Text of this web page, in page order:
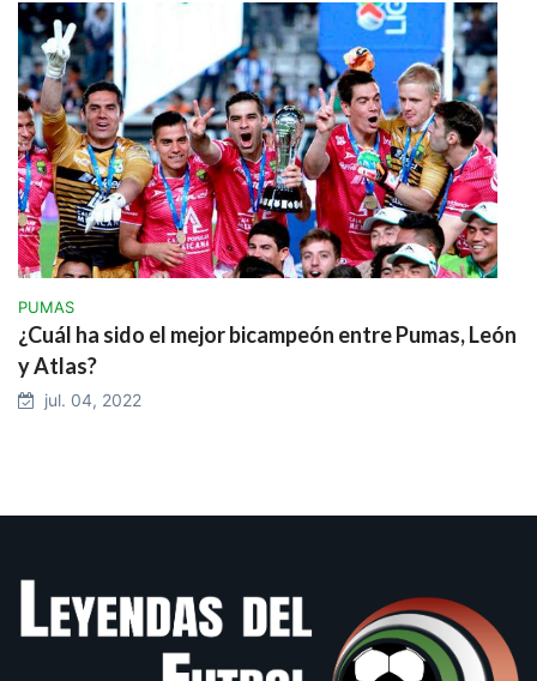
PUMAS
¿Cuál ha sido el mejor bicampeón entre Pumas, León
y Atlas?
jul. 04, 2022